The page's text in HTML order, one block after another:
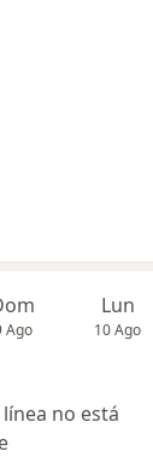
Ago
Lun
10 Ago
no está